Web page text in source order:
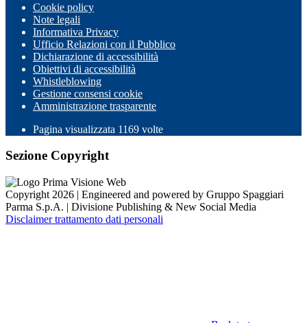
Cookie policy
Note legali
Informativa Privacy
Ufficio Relazioni con il Pubblico
Dichiarazione di accessibilità
Obiettivi di accessibilità
Whistleblowing
Gestione consensi cookie
Amministrazione trasparente
Pagina visualizzata 1169 volte
Sezione Copyright
Copyright 2026 | Engineered and powered by Gruppo Spaggiari
Parma S.p.A. | Divisione Publishing & New Social Media
Disclaimer trattamento dati personali